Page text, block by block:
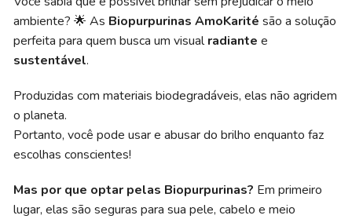
ambiente? 🌟 As Biopurpurinas AmoKarité são a solução
perfeita para quem busca um visualradiante e
sustentável.
Produzidas com materiais biodegradáveis, elas não agridem
o planeta.
Portanto, você pode usar e abusar do brilho enquanto faz
escolhas conscientes!
Mas por que optar pelas Biopurpurinas? Em primeiro
lugar, elas são seguras para sua pele, cabelo e meio